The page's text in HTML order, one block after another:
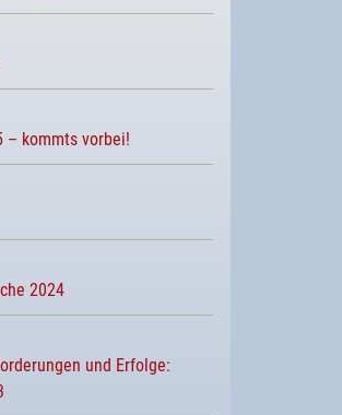
– kommts vorbei!
2024
und Erfolge: